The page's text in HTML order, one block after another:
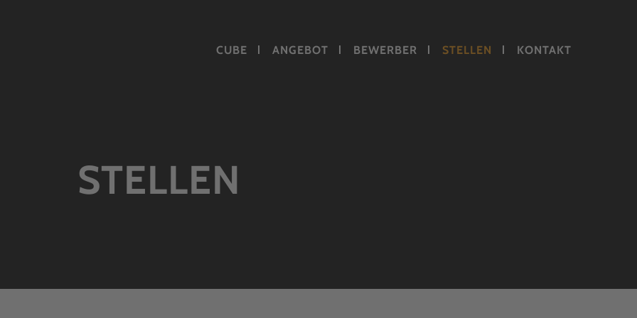
CUBE ANGEBOT BEWERBER STELLEN KONTAKT
STELLEN